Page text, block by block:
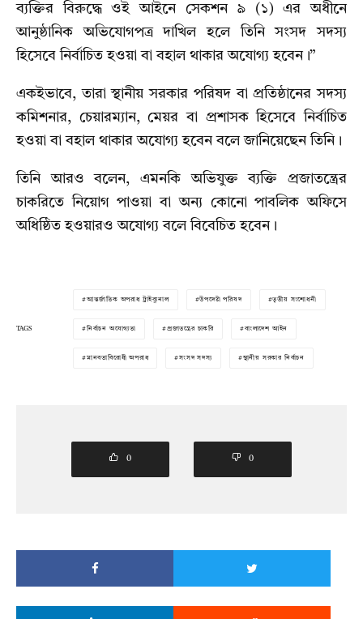
ব্যক্তির বিরুদ্ধে ওই আইনে সেকশন ৯ (১) এর অধীনে
আনুষ্ঠানিক অভিযোগপত্র দাখিল হলে তিনি সংসদ সদস্য
হিসেবে নির্বাচিত হওয়া বা বহাল থাকার অযোগ্য হবেন।”
একইভাবে, তারা স্থানীয় সরকার পরিষদ বা প্রতিষ্ঠানের সদস্য
কমিশনার, চেয়ারম্যান, মেয়র বা প্রশাসক হিসেবে নির্বাচিত
হওয়া বা বহাল থাকার অযোগ্য হবেন বলে জানিয়েছেন তিনি।
তিনি আরও বলেন, এমনকি অভিযুক্ত ব্যক্তি প্রজাতন্ত্রের
চাকরিতে নিয়োগ পাওয়া বা অন্য কোনো পাবলিক অফিসে
অধিষ্ঠিত হওয়ারও অযোগ্য বলে বিবেচিত হবেন।
TAGS
আন্তর্জাতিক অপরাধ ট্রাইব্যুনাল উপদেষ্টা পরিষদ তৃতীয় সংশোধনী
নির্বাচন অযোগ্যতা প্রজাতন্ত্রের চাকরি বাংলাদেশ আইন
মানবতাবিরোধী অপরাধ সংসদ সদস্য স্থানীয় সরকার নির্বাচন
0 0